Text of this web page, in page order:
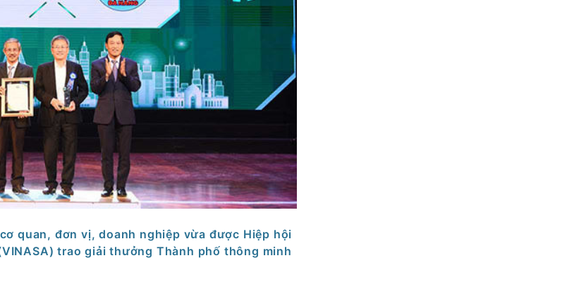
quan, đơn vị, doanh nghiệp vừa được Hiệp hội
trao giải thưởng Thành phố thông minh